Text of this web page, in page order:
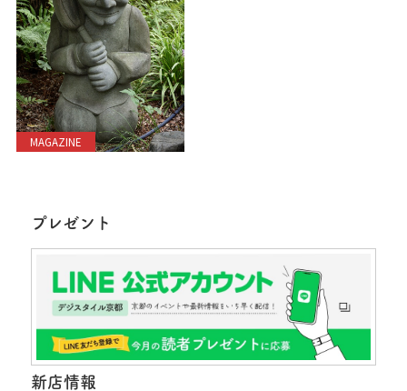
MAGAZINE
プレゼント
新店情報